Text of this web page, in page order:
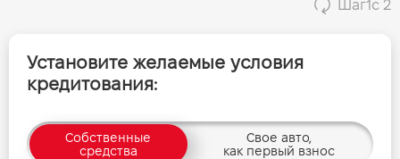
Прайс Discovery Sport 2.0 D 163 HSE
Прайс Discovery Sport 2.0 D 204 S
Шаг1с 2
Установите желаемые условия
кредитования:
Собственные
средства
Свое авто,
как первый взнос